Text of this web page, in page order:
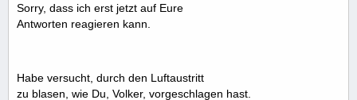
Sorry, dass ich erst jetzt auf Eure
Antworten reagieren kann.
Habe versucht, durch den Luftaustritt
zu blasen, wie Du, Volker, vorgeschlagen hast.